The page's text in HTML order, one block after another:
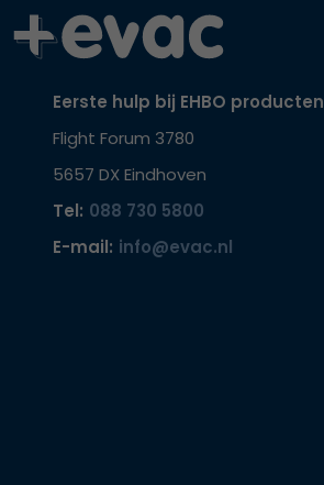
Eerste hulp bij EHBO producten
Flight Forum 3780
5657 DX Eindhoven
Tel: 088 730 5800
E-mail: info@evac.nl